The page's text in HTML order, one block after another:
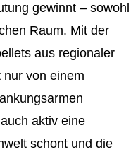
gewinnt – sowohl
Raum. Mit der
aus regionaler
von einem
aktiv eine
schont und die